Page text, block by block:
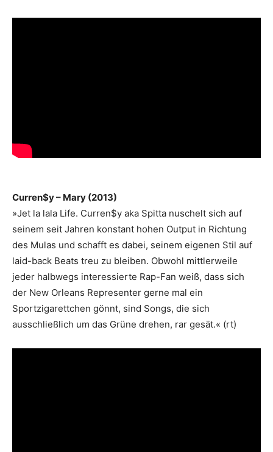
Curren$y – Mary (2013)
»Jet la lala Life. Curren$y aka Spitta nuschelt sich auf
seinem seit Jahren konstant hohen Output in Richtung
des Mulas und schafft es dabei, seinem eigenen Stil auf
laid-back Beats treu zu bleiben. Obwohl mittlerweile
jeder halbwegs interessierte Rap-Fan weiß, dass sich
der New Orleans Representer gerne mal ein
Sportzigarettchen gönnt, sind Songs, die sich
ausschließlich um das Grüne drehen, rar gesät.« (rt)